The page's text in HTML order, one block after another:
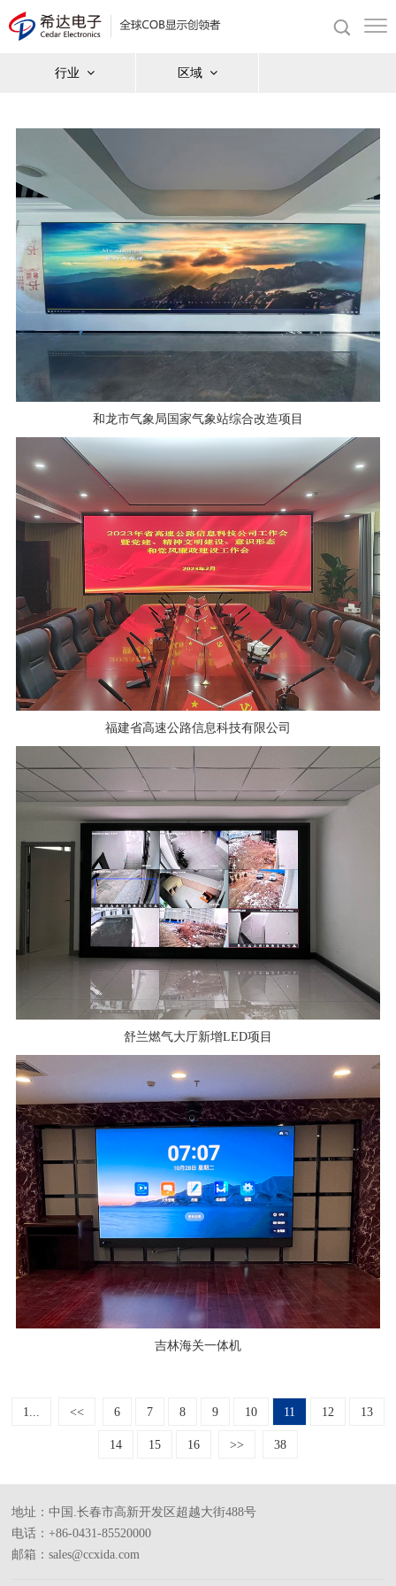
行业 区域
和龙市气象局国家气象站综合改造项目
福建省高速公路信息科技有限公司
舒兰燃气大厅新增LED项目
吉林海关一体机
1... << 6 7 8 9 10 11 12 13
14 15 16 >> 38
地址：中国.长春市高新开发区超越大街488号
电话：+86-0431-85520000
邮箱：sales@ccxida.com